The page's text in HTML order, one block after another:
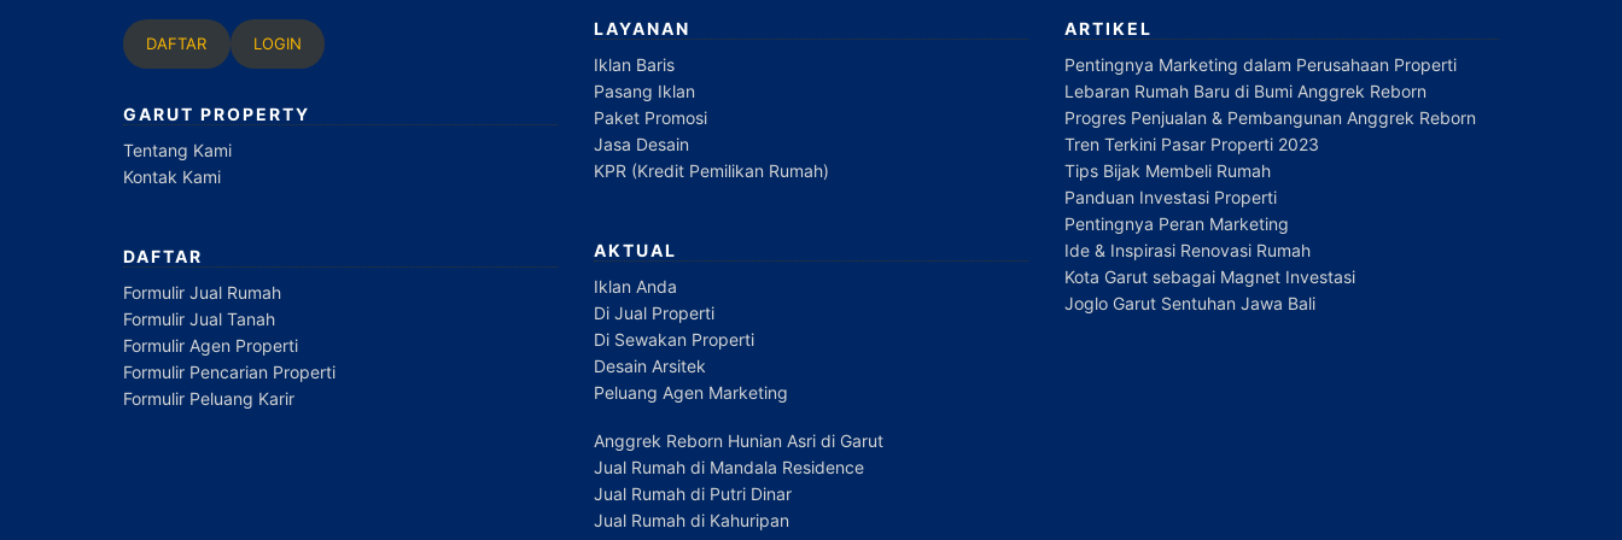
DAFTAR LOGIN
GARUT PROPERTY
Tentang Kami
Kontak Kami
DAFTAR
Formulir Jual Rumah
Formulir Jual Tanah
Formulir Agen Properti
Formulir Pencarian Properti
Formulir Peluang Karir
LAYANAN
Iklan Baris
Pasang Iklan
Paket Promosi
Jasa Desain
KPR (Kredit Pemilikan Rumah)
AKTUAL
Iklan Anda
Di Jual Properti
Di Sewakan Properti
Desain Arsitek
Peluang Agen Marketing
Anggrek Reborn Hunian Asri di Garut
Jual Rumah di Mandala Residence
Jual Rumah di Putri Dinar
Jual Rumah di Kahuripan
ARTIKEL
Pentingnya Marketing dalam Perusahaan Properti
Lebaran Rumah Baru di Bumi Anggrek Reborn
Progres Penjualan & Pembangunan Anggrek Reborn
Tren Terkini Pasar Properti 2023
Tips Bijak Membeli Rumah
Panduan Investasi Properti
Pentingnya Peran Marketing
Ide & Inspirasi Renovasi Rumah
Kota Garut sebagai Magnet Investasi
Joglo Garut Sentuhan Jawa Bali